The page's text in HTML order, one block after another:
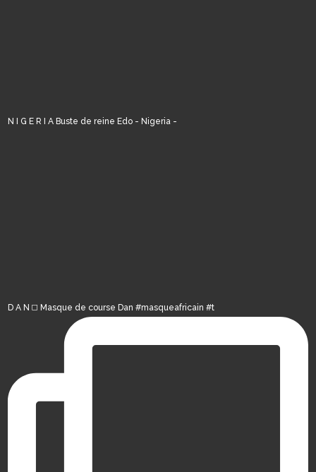
N I G E R I A Buste de reine Edo - Nigeria -
D A N ◻️ Masque de course Dan #masqueafricain #t